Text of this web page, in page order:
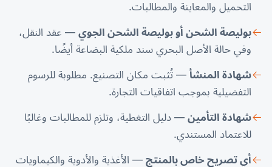
التحميل والمعاينة والمطالبات.
بوليصة الشحن أو بوليصة الشحن الجوي — عقد النقل،
وفي حالة الأصل البحري سند ملكية البضاعة أيضًا.
شهادة المنشأ — تُثبت مكان التصنيع. مطلوبة للرسوم
التفضيلية بموجب اتفاقيات التجارة.
شهادة التأمين — دليل التغطية، وتلزم للمطالبات وغالبًا
للاعتماد المستندي.
أي تصريح خاص بالمنتج — الأغذية والأدوية والكيماويات